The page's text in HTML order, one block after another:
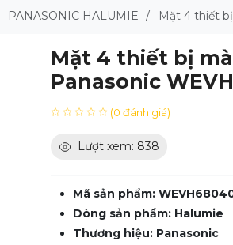
PANASONIC HALUMIE / Mặt 4 thiết
Mặt 4 thiết bị
Panasonic
(0 đánh giá)
Lượt xem: 838
Mã sản phẩm:
Dòng sản phẩm: Halumie
Thương hiệu: Panasonic